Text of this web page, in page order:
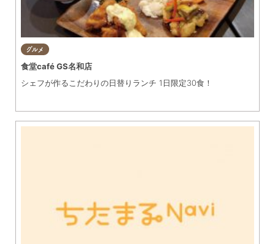
グルメ
食堂café GS名和店
シェフが作るこだわりの日替りランチ 1日限定30食！